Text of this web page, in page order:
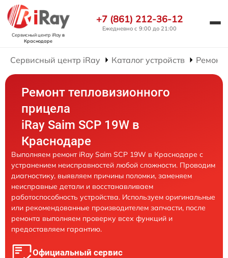
Сервисный центр iRayв
Краснодаре
+7 (861) 212-36-12
Ежедневно с 9:00 до 21:00
Сервисный центр iRay Каталог устройств Ремонт
Ремонт тепловизионного
прицела
iRay Saim SCP 19W в
Краснодаре
Выполняем ремонт iRay Saim SCP 19W в Краснодаре с
устранением неисправностей любой сложности. Проводим
диагностику, выявляем причины поломки, заменяем
неисправные детали и восстанавливаем
работоспособность устройства. Используем оригинальные
или рекомендованные производителем запчасти, после
ремонта выполняем проверку всех функций и
предоставляем гарантию.
Официальный сервис